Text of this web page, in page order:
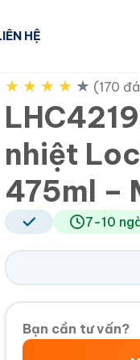
HỆ
★ ★ ★ ★ ★ (170
nhiệt
475ml –
7-10
Bạn cần tư vấn?